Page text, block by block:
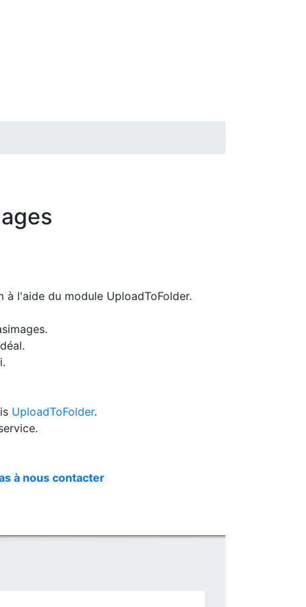
l'aide du module UploadToFolder.
UploadToFolder.
à nous contacter